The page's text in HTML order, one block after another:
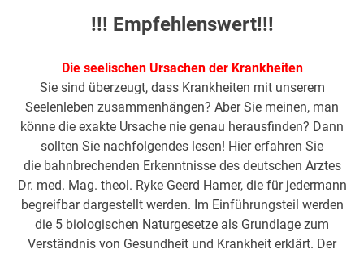
!!! Empfehlenswert!!!
Die seelischen Ursachen der Krankheiten
Sie sind überzeugt, dass Krankheiten mit unserem
Seelenleben zusammenhängen? Aber Sie meinen, man
könne die exakte Ursache nie genau herausfinden? Dann
sollten Sie nachfolgendes lesen! Hier erfahren Sie
die bahnbrechenden Erkenntnisse des deutschen Arztes
Dr. med. Mag. theol. Ryke Geerd Hamer, die für jedermann
begreifbar dargestellt werden. Im Einführungsteil werden
die 5 biologischen Naturgesetze als Grundlage zum
Verständnis von Gesundheit und Krankheit erklärt. Der